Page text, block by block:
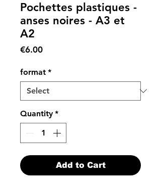
Pochettes plastiques -
anses noires - A3 et
A2
€6.00Price
format *
Quantity *
Add to Cart